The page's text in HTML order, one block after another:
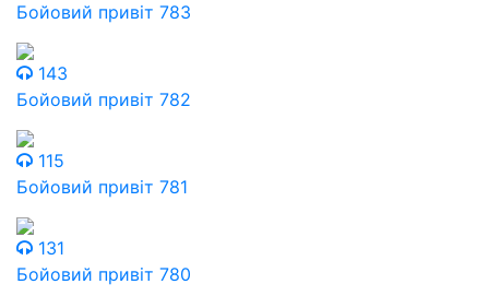
Бойовий привіт 783
143
Бойовий привіт 782
115
Бойовий привіт 781
131
Бойовий привіт 780